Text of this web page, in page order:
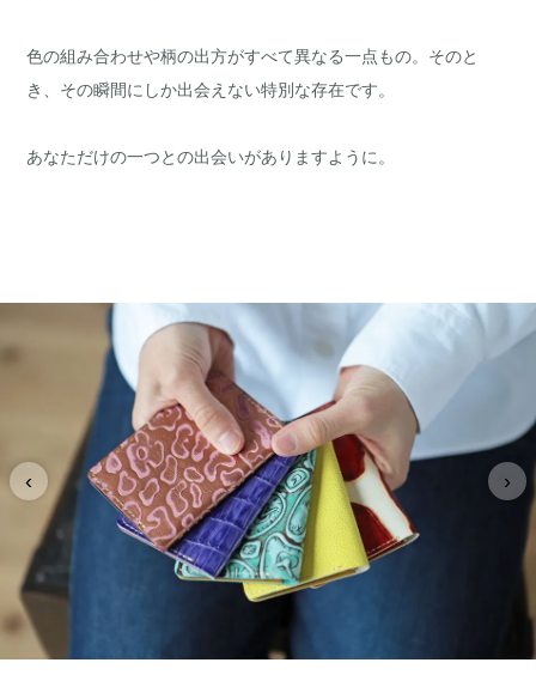
色の組み合わせや柄の出方がすべて異なる一点もの。そのと
き、その瞬間にしか出会えない特別な存在です。
あなただけの一つとの出会いがありますように。
‹ ›